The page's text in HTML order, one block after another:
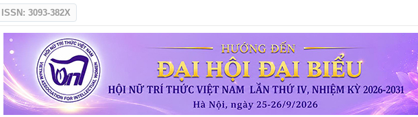
ISSN: 3093-382X